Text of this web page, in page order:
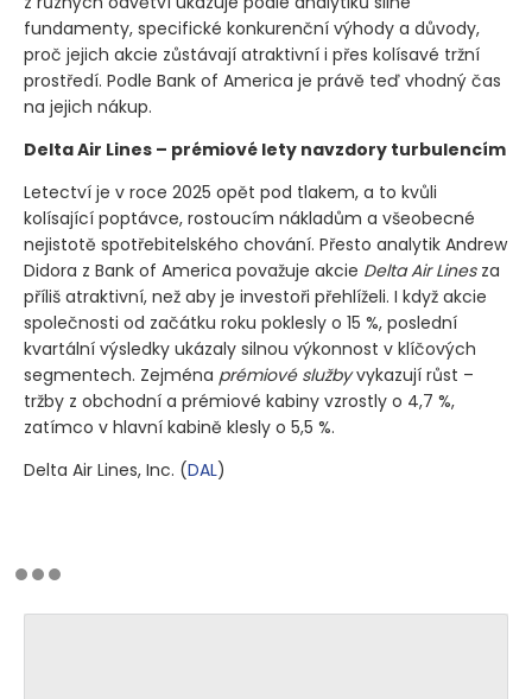
fundamenty, specifické konkurenční výhody a důvody,
proč jejich akcie zůstávají atraktivní i přes kolísavé tržní
prostředí. Podle Bank of America je právě teď vhodný čas
na jejich nákup.
Delta Air Lines – prémiové lety navzdory turbulencím
Letectví je v roce 2025 opět pod tlakem, a to kvůli
kolísající poptávce, rostoucím nákladům a všeobecné
nejistotě spotřebitelského chování. Přesto analytik Andrew
Didora z Bank of America považuje akcie Delta Air Linesza
příliš atraktivní, než aby je investoři přehlíželi. I když akcie
společnosti od začátku roku poklesly o 15 %, poslední
kvartální výsledky ukázaly silnou výkonnost v klíčových
segmentech. Zejména prémiové službyvykazují růst –
tržby z obchodní a prémiové kabiny vzrostly o 4,7 %,
zatímco v hlavní kabině klesly o 5,5 %.
Delta Air Lines, Inc. (DAL)